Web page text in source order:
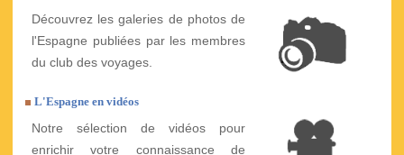
Découvrez les galeries de photos de
l'Espagne publiées par les membres
du club des voyages.
L'Espagne en vidéos
Notre sélection de vidéos pour
enrichir votre connaissance de